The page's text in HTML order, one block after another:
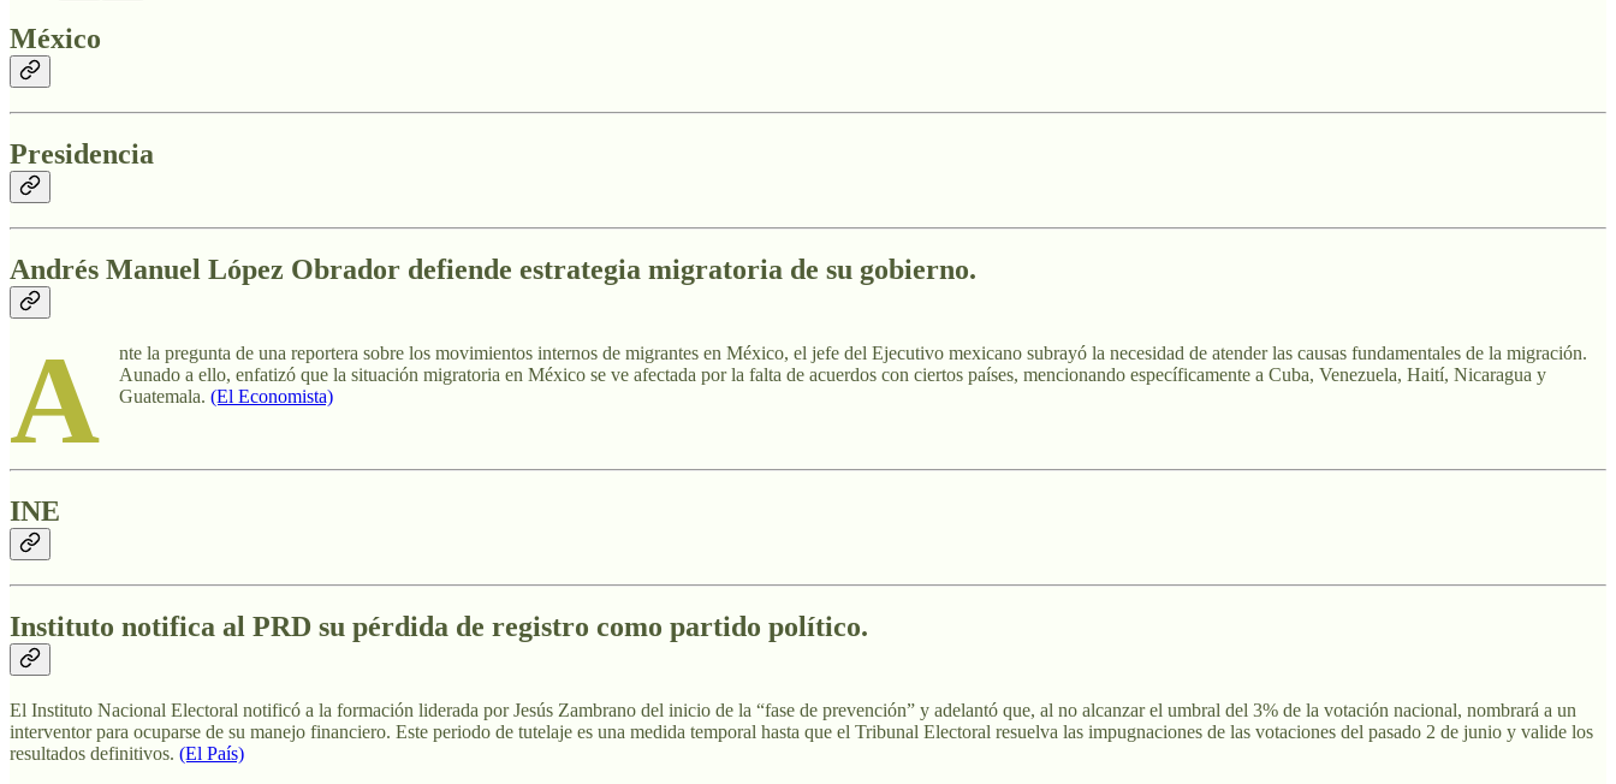
México
Presidencia
Andrés Manuel López Obrador defiende estrategia migratoria de su gobierno.
A
nte la pregunta de una reportera sobre los movimientos internos de migrantes en México, el jefe del Ejecutivo mexicano subrayó la necesidad de atender las causas fundamentales de la migración.
Aunado a ello, enfatizó que la situación migratoria en México se ve afectada por la falta de acuerdos con ciertos países, mencionando específicamente a Cuba, Venezuela, Haití, Nicaragua y
Guatemala. (El Economista)
INE
Instituto notifica al PRD su pérdida de registro como partido político.
El Instituto Nacional Electoral notificó a la formación liderada por Jesús Zambrano del inicio de la “fase de prevención” y adelantó que, al no alcanzar el umbral del 3% de la votación nacional, nombrará a un
interventor para ocuparse de su manejo financiero. Este periodo de tutelaje es una medida temporal hasta que el Tribunal Electoral resuelva las impugnaciones de las votaciones del pasado 2 de junio y valide los
resultados definitivos. (El País)